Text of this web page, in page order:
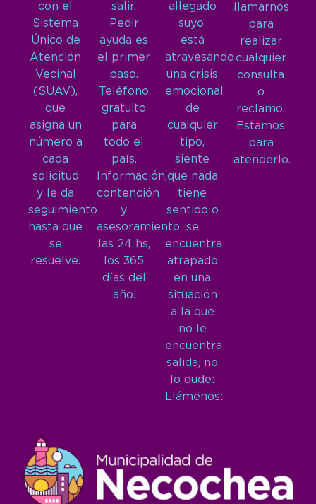
con el
Sistema
Único de
Atención
Vecinal
(SUAV),
que
asigna un
número a
cada
solicitud
y le da
seguimiento
hasta que
se
resuelve.
salir.
Pedir
ayuda es
el primer
paso.
Teléfono
gratuito
para
todo el
país.
Información,
contención
y
asesoramiento
las 24 hs,
los 365
días del
año.
allegado
suyo,
está
atravesando
una crisis
emocional
de
cualquier
tipo,
siente
que nada
tiene
sentido o
se
encuentra
atrapado
en una
situación
a la que
no le
encuentra
salida, no
lo dude:
Llámenos:
llamarnos
para
realizar
cualquier
consulta
o
reclamo.
Estamos
para
atenderlo.